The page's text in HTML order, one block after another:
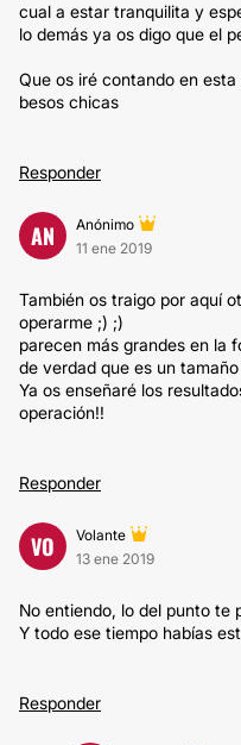
cual a estar tranquilita y
lo demás ya os digo que el
Que os iré contando en
besos chicas
Responder
AN
Anónimo
11 ene 2019
También os traigo por aquí
operarme ;) ;)
parecen más grandes en la
de verdad que es un
Ya os enseñaré los
operación!!
Responder
VO
Volante
13 ene 2019
No entiendo, lo del punto te
Y todo ese tiempo habías
Responder